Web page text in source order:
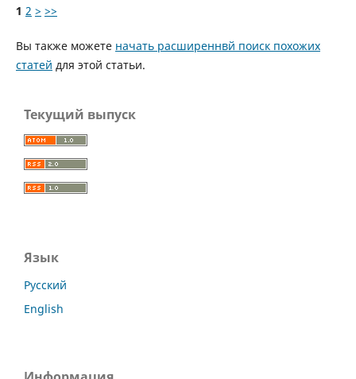
1 2 > >>
Вы также можете начать расширеннвй поиск похожих
статей для этой статьи.
Текущий выпуск
Язык
Русский
English